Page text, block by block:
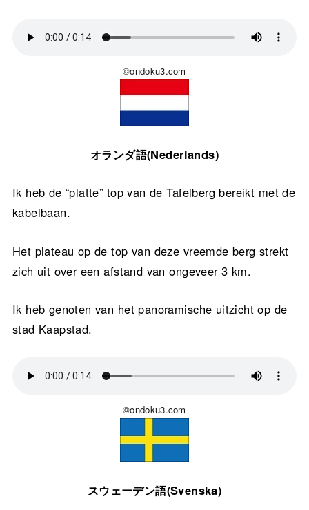
©ondoku3.com
オランダ語(Nederlands)
Ik heb de “platte” top van de Tafelberg bereikt met de
kabelbaan.
Het plateau op de top van deze vreemde berg strekt
zich uit over een afstand van ongeveer 3 km.
Ik heb genoten van het panoramische uitzicht op de
stad Kaapstad.
©ondoku3.com
スウェーデン語(Svenska)